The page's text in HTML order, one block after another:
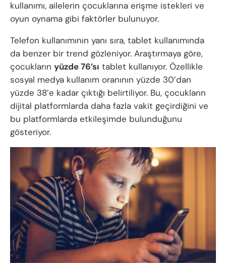
kullanımı, ailelerin çocuklarına erişme istekleri ve
oyun oynama gibi faktörler bulunuyor.
Telefon kullanımının yanı sıra, tablet kullanımında
da benzer bir trend gözleniyor. Araştırmaya göre,
çocukların yüzde 76’sı tablet kullanıyor. Özellikle
sosyal medya kullanım oranının yüzde 30’dan
yüzde 38’e kadar çıktığı belirtiliyor. Bu, çocukların
dijital platformlarda daha fazla vakit geçirdiğini ve
bu platformlarda etkileşimde bulunduğunu
gösteriyor.